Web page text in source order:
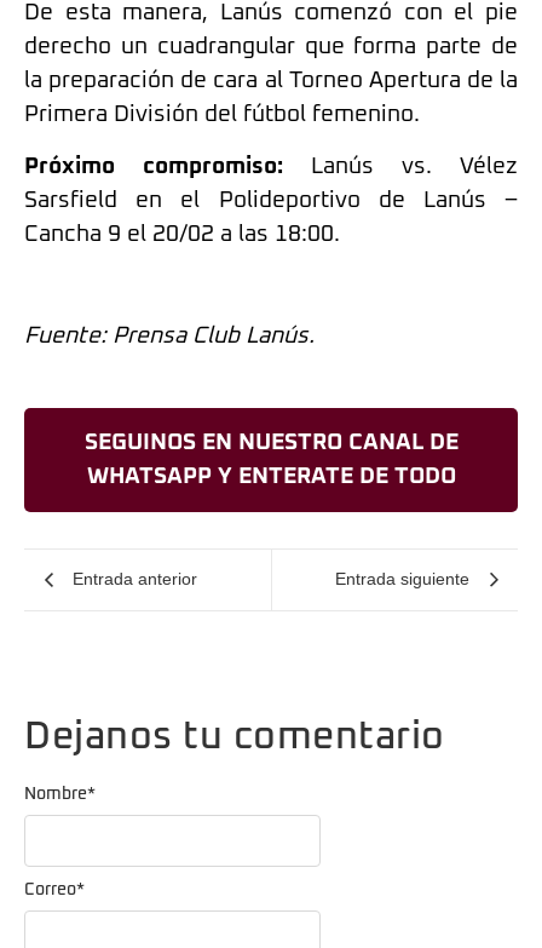
De esta manera, Lanús comenzó con el pie
derecho un cuadrangular que forma parte de
la preparación de cara al Torneo Apertura de la
Primera División del fútbol femenino.
Próximo compromiso: Lanús vs. Vélez
Sarsfield en el Polideportivo de Lanús –
Cancha 9 el 20/02 a las 18:00.
Fuente: Prensa Club Lanús.
SEGUINOS EN NUESTRO CANAL DE
WHATSAPP Y ENTERATE DE TODO
Entrada anterior Entrada siguiente
Dejanos tu comentario
Nombre*
Correo*